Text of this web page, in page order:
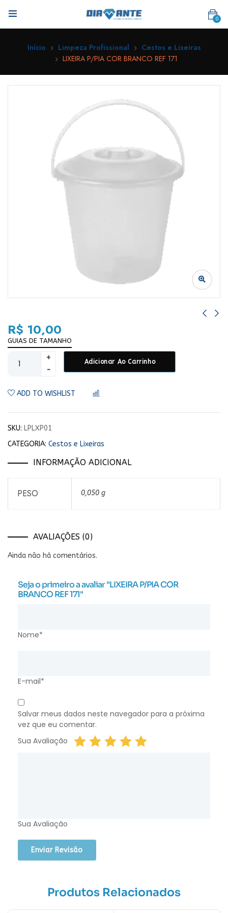
0
Início Limpeza Profissional
Cestos e Lixeiras
LIXEIRA P/PIA COR BRANCO REF 171
R$ 10,00
GUIAS DE TAMANHO
Adicionar Ao Carrinho
ADD TO WISHLIST
SKU: LPLXP01
CATEGORIA: Cestos e Lixeiras
INFORMAÇÃO ADICIONAL
PESO 0,050 g
AVALIAÇÕES (0)
Ainda não há comentários.
Seja o primeiro a avaliar "LIXEIRA P/PIA COR
BRANCO REF 171"
Nome*
E-mail*
Salvar meus dados neste navegador para a próxima
vez que eu comentar.
Sua Avaliação
Sua Avaliação
Produtos Relacionados